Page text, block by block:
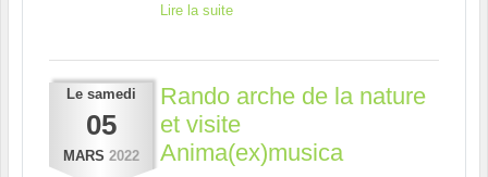
Lire la suite
Le samedi
05
MARS 2022
Rando arche de la nature
et visite
Anima(ex)musica